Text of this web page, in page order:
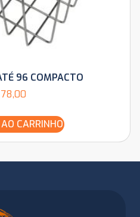
96 COMPACTO
78,00
CARRINHO